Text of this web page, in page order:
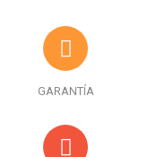
GARANTÍA